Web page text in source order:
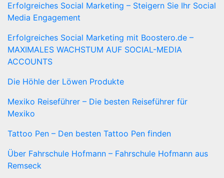
Erfolgreiches Social Marketing – Steigern Sie Ihr Social
Media Engagement
Erfolgreiches Social Marketing mit Boostero.de –
MAXIMALES WACHSTUM AUF SOCIAL-MEDIA
ACCOUNTS
Die Höhle der Löwen Produkte
Mexiko Reiseführer – Die besten Reiseführer für
Mexiko
Tattoo Pen – Den besten Tattoo Pen finden
Über Fahrschule Hofmann – Fahrschule Hofmann aus
Remseck